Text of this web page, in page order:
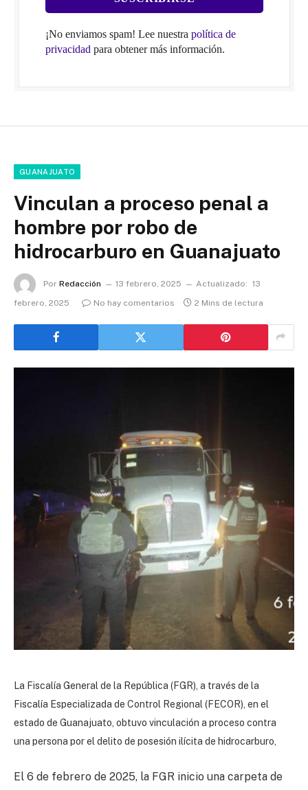
¡No enviamos spam! Lee nuestra política de
privacidad para obtener más información.
GUANAJUATO
Vinculan a proceso penal a
hombre por robo de
hidrocarburo en Guanajuato
Por Redacción 13 febrero, 2025 Actualizado: 13
febrero, 2025
No hay comentarios 2 Mins de lectura
La Fiscalía General de la República (FGR), a través de la
Fiscalía Especializada de Control Regional (FECOR), en el
estado de Guanajuato, obtuvo vinculación a proceso contra
una persona por el delito de posesión ilícita de hidrocarburo,
El 6 de febrero de 2025, la FGR inicio una carpeta de